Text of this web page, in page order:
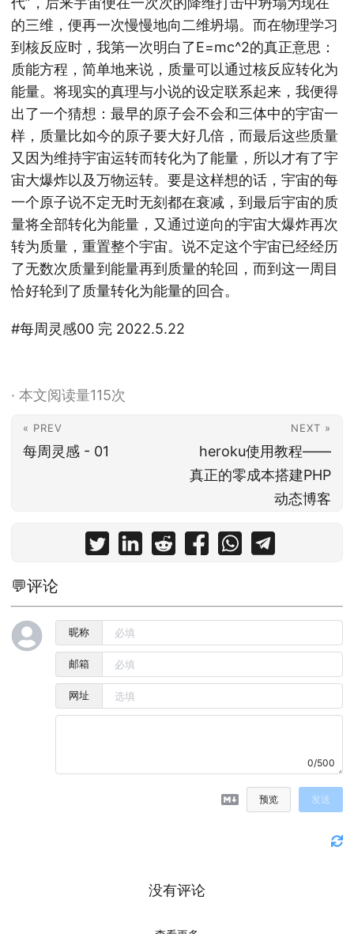
的三维，便再一次慢慢地向二维坍塌。而在物理学习
到核反应时，我第一次明白了E=mc^2的真正意思：
质能方程，简单地来说，质量可以通过核反应转化为
能量。将现实的真理与小说的设定联系起来，我便得
出了一个猜想：最早的原子会不会和三体中的宇宙一
样，质量比如今的原子要大好几倍，而最后这些质量
又因为维持宇宙运转而转化为了能量，所以才有了宇
宙大爆炸以及万物运转。要是这样想的话，宇宙的每
一个原子说不定无时无刻都在衰减，到最后宇宙的质
量将全部转化为能量，又通过逆向的宇宙大爆炸再次
转为质量，重置整个宇宙。说不定这个宇宙已经经历
了无数次质量到能量再到质量的轮回，而到这一周目
恰好轮到了质量转化为能量的回合。
#每周灵感00 完 2022.5.22
· 本文阅读量115次
« PREV
每周灵感 - 01
NEXT »
heroku使用教程——
真正的零成本搭建PHP
动态博客
💬评论
昵称
邮箱
网址
0/500
预览 发送
没有评论